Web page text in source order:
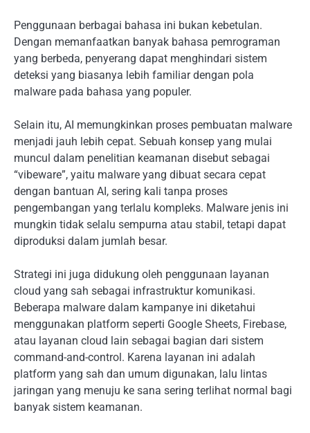
Penggunaan berbagai bahasa ini bukan kebetulan.
Dengan memanfaatkan banyak bahasa pemrograman
yang berbeda, penyerang dapat menghindari sistem
deteksi yang biasanya lebih familiar dengan pola
malware pada bahasa yang populer.
Selain itu, AI memungkinkan proses pembuatan malware
menjadi jauh lebih cepat. Sebuah konsep yang mulai
muncul dalam penelitian keamanan disebut sebagai
“vibeware”, yaitu malware yang dibuat secara cepat
dengan bantuan AI, sering kali tanpa proses
pengembangan yang terlalu kompleks. Malware jenis ini
mungkin tidak selalu sempurna atau stabil, tetapi dapat
diproduksi dalam jumlah besar.
Strategi ini juga didukung oleh penggunaan layanan
cloud yang sah sebagai infrastruktur komunikasi.
Beberapa malware dalam kampanye ini diketahui
menggunakan platform seperti Google Sheets, Firebase,
atau layanan cloud lain sebagai bagian dari sistem
command-and-control. Karena layanan ini adalah
platform yang sah dan umum digunakan, lalu lintas
jaringan yang menuju ke sana sering terlihat normal bagi
banyak sistem keamanan.